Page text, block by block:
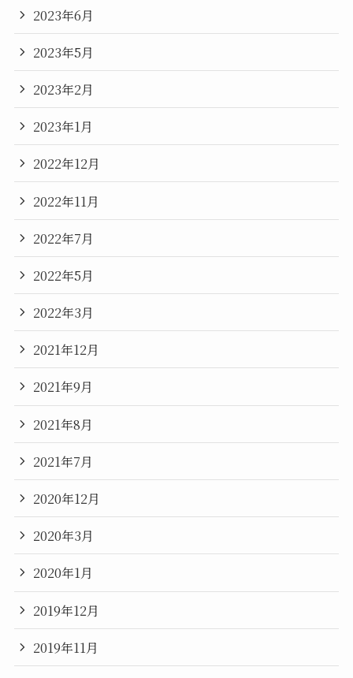
2023年6月
2023年5月
2023年2月
2023年1月
2022年12月
2022年11月
2022年7月
2022年5月
2022年3月
2021年12月
2021年9月
2021年8月
2021年7月
2020年12月
2020年3月
2020年1月
2019年12月
2019年11月